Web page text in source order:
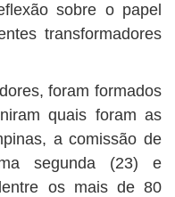
sobre o papel
transformadores
foram formados
quais foram as
a comissão de
segunda (23) e
os mais de 80